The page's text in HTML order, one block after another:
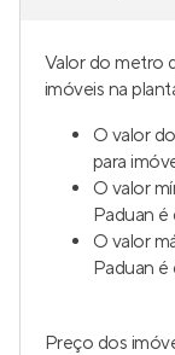
Valor do metro
imóveis na
O valor
para
O valor
Paduan é
O valor
Paduan é
Preço dos